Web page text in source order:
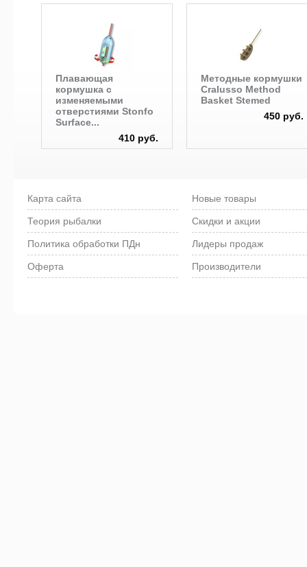
Плавающая
кормушка с
изменяемыми
отверстиями Stonfo
Surface...
410 руб.
Методные кормушки
Cralusso Method
Basket Stemed
450 руб.
Карта сайта
Теория рыбалки
Политика обработки ПДн
Оферта
Новые товары
Скидки и акции
Лидеры продаж
Производители